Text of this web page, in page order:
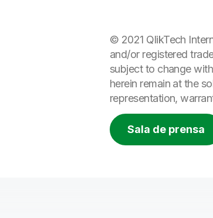
© 2021 QlikTech
and/or registered
subject to change
herein remain at the
representation,
Sala de prensa